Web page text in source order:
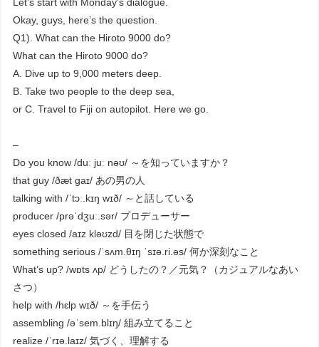
Okay, guys, here’s the question.
Q1). What can the Hiroto 9000 do?
What can the Hiroto 9000 do?
A. Dive up to 9,000 meters deep.
B. Take two people to the deep sea,
or C. Travel to Fiji on autopilot. Here we go.
–
Do you know /duː juː nəʊ/ ～を知っていますか？
that guy /ðæt ɡaɪ/ あの男の人
talking with /ˈtɔː.kɪŋ wɪð/ ～と話している
producer /prəˈdʒuː.sər/ プロデューサー
eyes closed /aɪz kləʊzd/ 目を閉じた状態で
something serious /ˈsʌm.θɪŋ ˈsɪə.ri.əs/ 何か深刻なこと
What’s up? /wɒts ʌp/ どうしたの？／元気？（カジュアルなあい
さつ）
help with /hɛlp wɪð/ ～を手伝う
assembling /əˈsem.blɪŋ/ 組み立てること
realize /ˈrɪə.laɪz/ 気づく、理解する